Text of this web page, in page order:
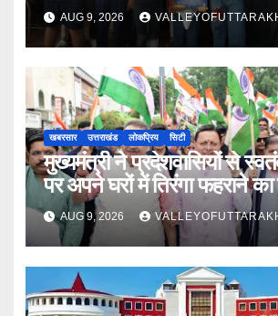
AUG 9, 2026
खबरसार उत्तराखंड लोकप्रिय सिटी
मुख्यमंत्री ने प्रदेशवासियों से
पर अपने घरों में तिरंगा फहराने का
AUG 9, 2026